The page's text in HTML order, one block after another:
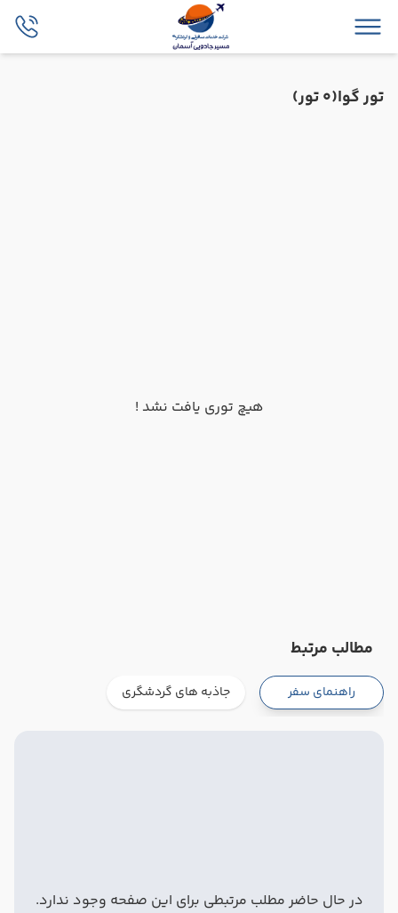
تور گوا(0 تور)
هیچ توری یافت نشد !
مطالب مرتبط
راهنمای سفر جاذبه های گردشگری
در حال حاضر مطلب مرتبطی برای این صفحه وجود ندارد.